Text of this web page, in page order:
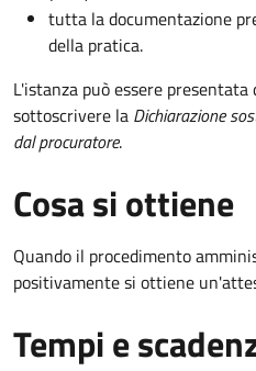
tutta la documentazione
della pratica.
L'istanza può essere
sottoscrivere la Dichiarazione
dal procuratore.
Cosa si ottiene
Quando il procedimento
positivamente si ottiene
Tempi e